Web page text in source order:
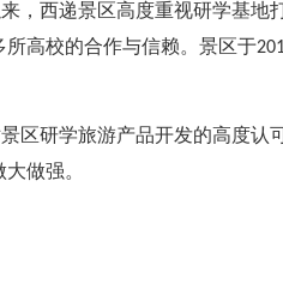
，西递景区高度重视研学基
高校的合作与信赖。景区于
区研学旅游产品开发的高度认
做强。